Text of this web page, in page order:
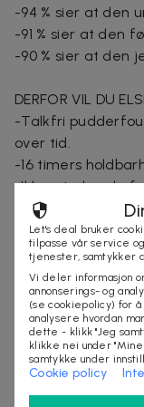
-94 % sier at den
-91 % sier at den
-90 % sier at den
DERFOR VIL DU
-Talkfri
over tid.
-16 timers
-Ikke-utørkende
-Inkluderer
farten.
-Kan påføres våt
-
-
-Dermatologisk
-Allergivennlig,
-Vegansk.
-Uten talkum +
Let's deal bruker
tilpasse vår service
tjenester, samtykker
Vi deler informasjon
annonserings- og
(se cookiepolicy) for
analysere hvordan
dette - klikk "Jeg
klikke nei under
samtykke under
Cookie policy